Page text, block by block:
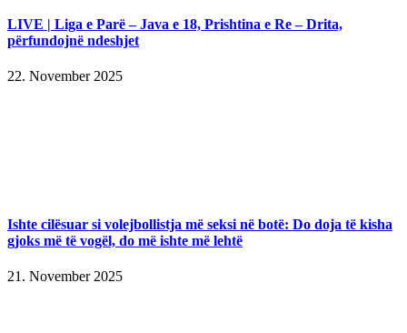
LIVE | Liga e Parë – Java e 18, Prishtina e Re – Drita,
përfundojnë ndeshjet
22. November 2025
Ishte cilësuar si volejbollistja më seksi në botë: Do doja të kisha
gjoks më të vogël, do më ishte më lehtë
21. November 2025